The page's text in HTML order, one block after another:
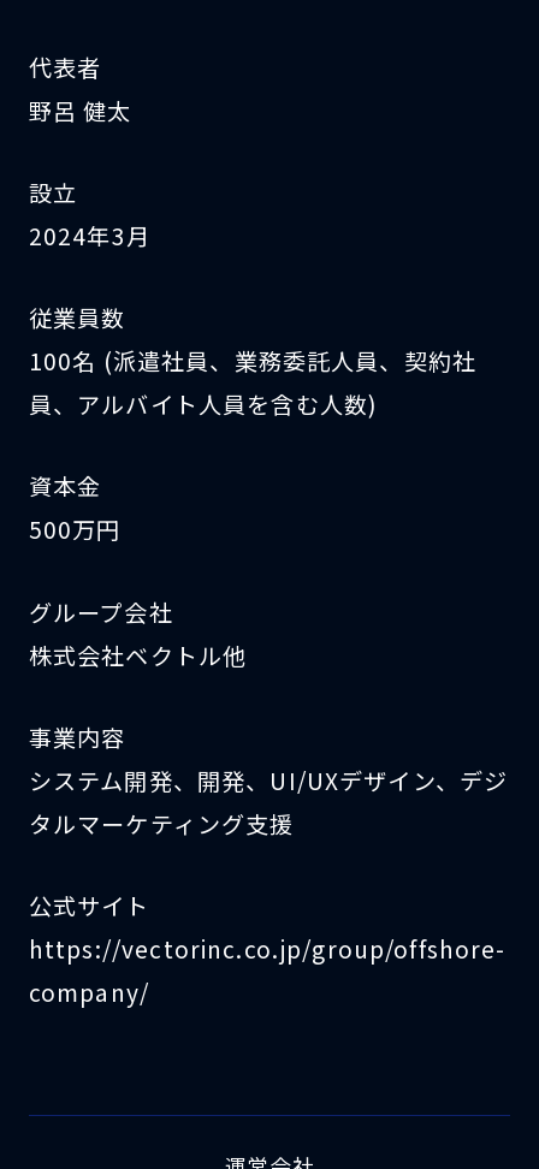
代表者
野呂 健太
設立
2024年3月
従業員数
100名 (派遣社員、業務委託人員、契約社
員、アルバイト人員を含む人数)
資本金
500万円
グループ会社
株式会社ベクトル他
事業内容
システム開発、開発、UI/UXデザイン、デジ
タルマーケティング支援
公式サイト
https://vectorinc.co.jp/group/offshore-
company/